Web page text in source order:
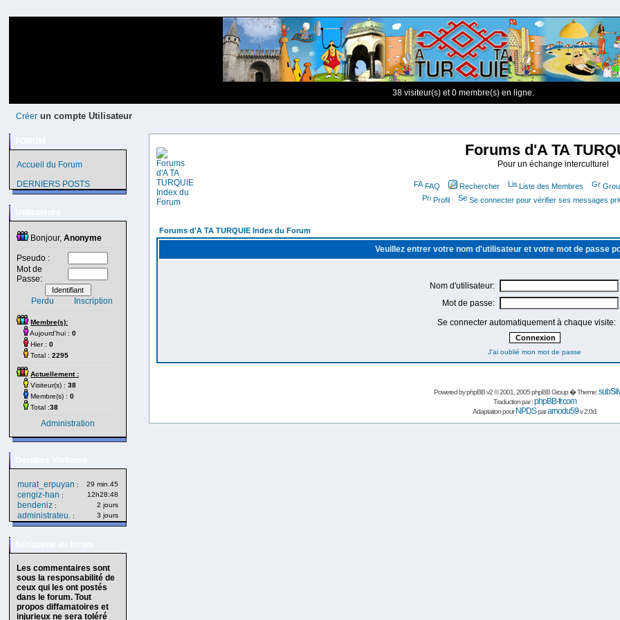
38 visiteur(s) et 0 membre(s) en ligne.
Créer un compte Utilisateur
Accueil du Forum
DERNIERS POSTS
Bonjour, Anonyme
Pseudo :
Mot de
Passe:
Perdu Inscription
Membre(s):
Aujourd'hui : 0
Hier : 0
Total : 2295
Actuellement :
Visiteur(s) : 38
Membre(s) : 0
Total :38
Administration
murat_erpuyan : 29 min.45
cengiz-han : 12h28:48
bendeniz : 2 jours
administrateu. : 3 jours
Les commentaires sont
sous la responsabilité de
ceux qui les ont postés
dans le forum. Tout
propos diffamatoires et
injurieux ne sera toléré
Forums d'A TA
Pour un échange interculturel
FAQ Rechercher Liste des Membres
Profil
Se connecter pour vérifier ses messages
Forums d'A TA TURQUIE Index du Forum
Veuillez entrer votre nom d'utilisateur et votre mot de passe
Nom d'utilisateur:
Mot de passe:
Se connecter automatiquement à chaque visite:
J'ai oublié mon mot de passe
Powered byphpBBv2 © 2001, 2005 phpBB Group � Theme:
Traduction par :phpBB-fr.com
Adaptation pourNPDSpararnodu59v 2.0r1